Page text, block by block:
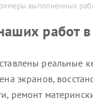
выполненных
работ в
реальные
экранов,
ремонт